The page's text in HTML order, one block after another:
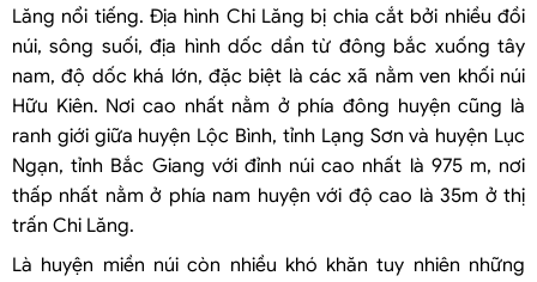
Lăng nổi tiếng. Địa hình Chi Lăng bị chia cắt bởi nhiều đồi
núi, sông suối, địa hình dốc dần từ đông bắc xuống tây
nam, độ dốc khá lớn, đặc biệt là các xã nằm ven khối núi
Hữu Kiên. Nơi cao nhất nằm ở phía đông huyện cũng là
ranh giới giữa huyện Lộc Bình, tỉnh Lạng Sơn và huyện Lục
Ngạn, tỉnh Bắc Giang với đỉnh núi cao nhất là 975 m, nơi
thấp nhất nằm ở phía nam huyện với độ cao là 35m ở thị
trấn Chi Lăng.
Là huyện miền núi còn nhiều khó khăn tuy nhiên những